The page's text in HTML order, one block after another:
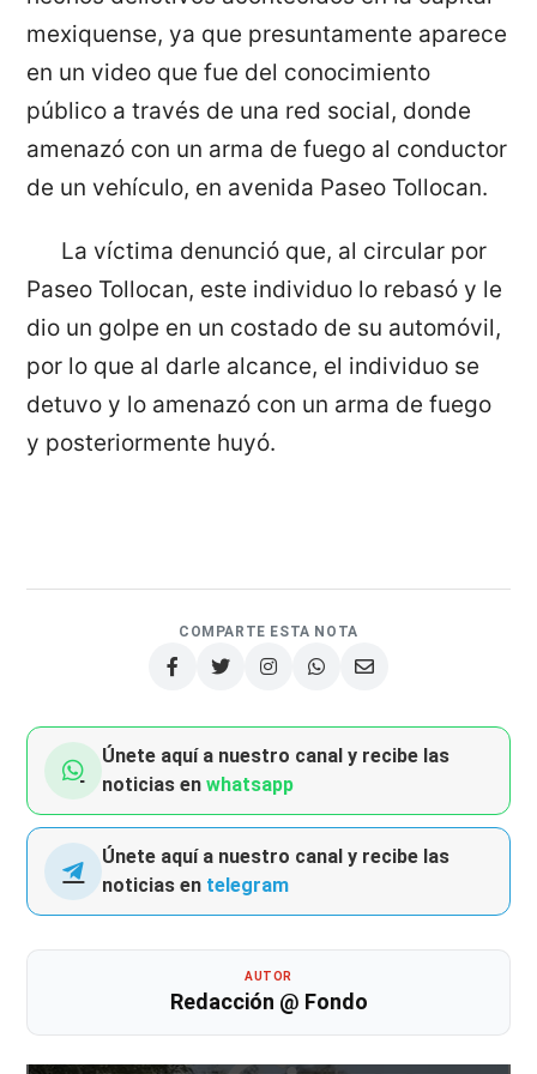
mexiquense, ya que presuntamente aparece
en un video que fue del conocimiento
público a través de una red social, donde
amenazó con un arma de fuego al conductor
de un vehículo, en avenida Paseo Tollocan.
La víctima denunció que, al circular por
Paseo Tollocan, este individuo lo rebasó y le
dio un golpe en un costado de su automóvil,
por lo que al darle alcance, el individuo se
detuvo y lo amenazó con un arma de fuego
y posteriormente huyó.
COMPARTE ESTA NOTA
Únete aquí a nuestro canal y recibe las
noticias enwhatsapp
Únete aquí a nuestro canal y recibe las
noticias en telegram
AUTOR
Redacción @ Fondo